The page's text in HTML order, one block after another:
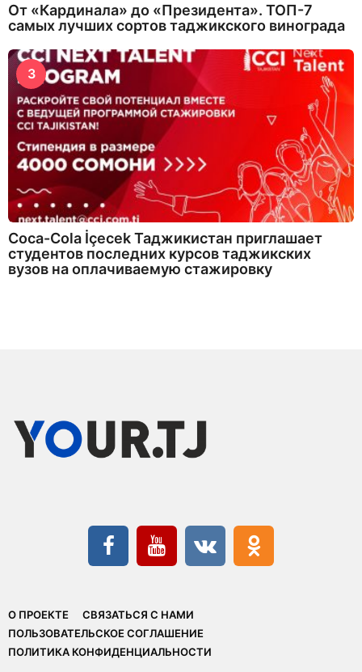
От «Кардинала» до «Президента». ТОП-7
самых лучших сортов таджикского винограда
3
Coca-Cola İçecek Таджикистан приглашает
студентов последних курсов таджикских
вузов на оплачиваемую стажировку
О ПРОЕКТЕ
СВЯЗАТЬСЯ С НАМИ
ПОЛЬЗОВАТЕЛЬСКОЕ СОГЛАШЕНИЕ
ПОЛИТИКА КОНФИДЕНЦИАЛЬНОСТИ